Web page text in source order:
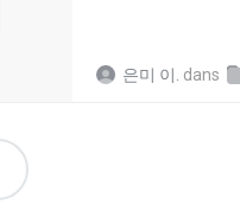
은미 이. dans